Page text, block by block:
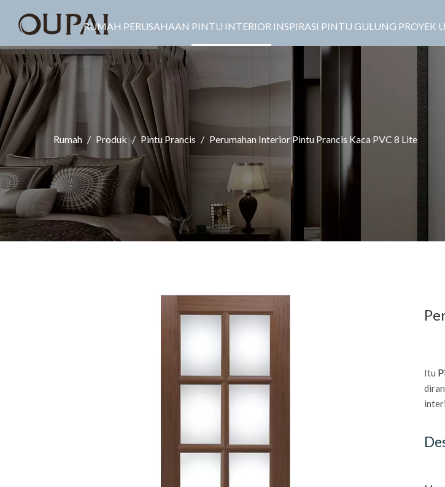
RUMAH PERUSAHAAN PINTU INTERIOR INSPIRASI PINTU GULUNG PROYEK
Rumah / Produk / Pintu Prancis / Perumahan Interior Pintu Prancis Kaca PVC 8 ​​Lite
Itu